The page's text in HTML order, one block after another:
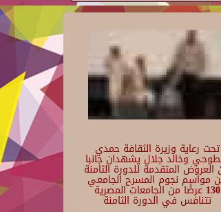
تحت رعاية وزيرة الثقافة حمدي
وخالد جلال يشهدان جانبا
العروض المتقدمة للدورة الثامنة
مواسم نجوم المسرح الجامعي
130 عرضًا من الجامعات المصرية
تتنافس في الدورة الثامنة